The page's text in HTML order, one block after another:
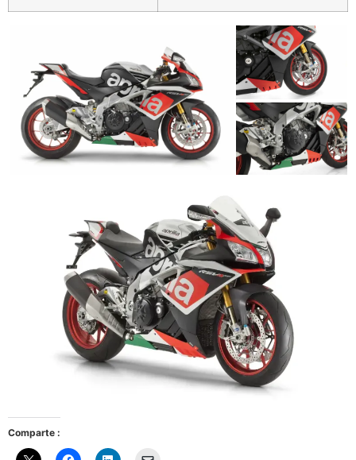
Comparte :